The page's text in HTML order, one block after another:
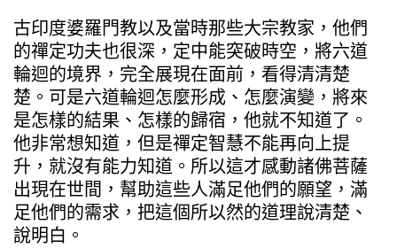
古印度婆羅門教以及當時那些大宗教家，他們
的禪定功夫也很深，定中能突破時空，將六道
輪迴的境界，完全展現在面前，看得清清楚
楚。可是六道輪迴怎麼形成、怎麼演變，將來
是怎樣的結果、怎樣的歸宿，他就不知道了。
他非常想知道，但是禪定智慧不能再向上提
升，就沒有能力知道。所以這才感動諸佛菩薩
出現在世間，幫助這些人滿足他們的願望，滿
足他們的需求，把這個所以然的道理說清楚、
說明白。